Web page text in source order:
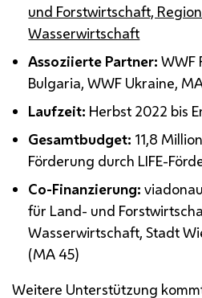
und Forstwirtschaft,
Wasserwirtschaft
Assoziierte Partner: WWF
Bulgaria,WWF Ukraine,
Laufzeit: Herbst 2022 bis
Gesamtbudget: 11,8
Förderung durch LIFE-
Co-Finanzierung:
für Land- und
Wasserwirtschaft, Stadt
(MA45)
Weitere Unterstützung